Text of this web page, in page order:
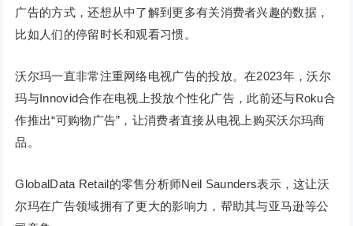
广告的方式，还想从中了解到更多有关消费者兴趣的数据，
比如人们的停留时长和观看习惯。
沃尔玛一直非常注重网络电视广告的投放。在2023年，沃尔
玛与Innovid合作在电视上投放个性化广告，此前还与Roku合
作推出“可购物广告”，让消费者直接从电视上购买沃尔玛商
品。
GlobalData Retail的零售分析师Neil Saunders表示，这让沃
尔玛在广告领域拥有了更大的影响力，帮助其与亚马逊等公